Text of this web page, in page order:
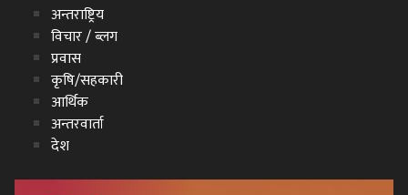
अन्तराष्ट्रिय
विचार / ब्लग
प्रवास
कृषि/सहकारी
आर्थिक
अन्तरवार्ता
देश